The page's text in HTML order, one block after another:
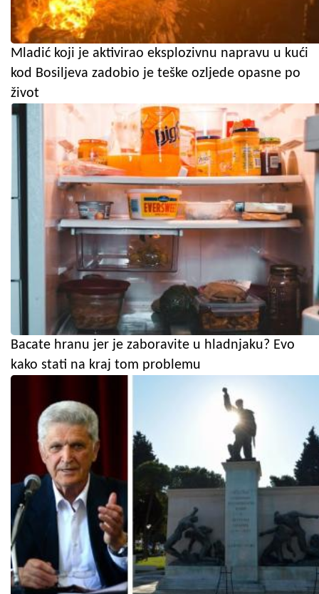
Mladić koji je aktivirao eksplozivnu napravu u kući
kod Bosiljeva zadobio je teške ozljede opasne po
život
Bacate hranu jer je zaboravite u hladnjaku? Evo
kako stati na kraj tom problemu